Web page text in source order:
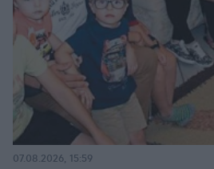
07.08.2026, 15:59